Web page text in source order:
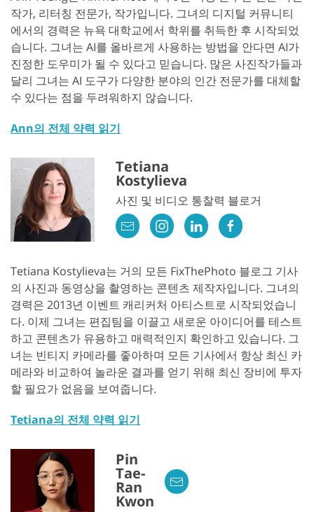
작가, 리터칭 전문가, 작가입니다. 그녀의 디지털 커뮤니티
에서의 경력은 뉴욕 대학교에서 학위를 취득한 후 시작되었
습니다. 그녀는 AI를 올바르게 사용하는 방법을 안다면 AI가
진정한 도우미가 될 수 있다고 믿습니다. 많은 사진작가들과
달리 그녀는 AI 도구가 다양한 분야의 인간 전문가를 대체할
수 있다는 점을 두려워하지 않습니다.
Ann의 전체 약력 읽기
Tetiana
Kostylieva
사진 및 비디오 통찰력 블로거
Tetiana Kostylieva는 거의 모든 FixThePhoto 블로그 기사
의 사진과 동영상을 촬영하는 콘텐츠 제작자입니다. 그녀의
경력은 2013년 이벤트 캐리커처 아티스트로 시작되었습니
다. 이제 그녀는 편집팀을 이끌고 새로운 아이디어를 테스트
하고 콘텐츠가 유용하고 매력적인지 확인하고 있습니다. 그
녀는 빈티지 카메라를 좋아하며 모든 기사에서 항상 최신 카
메라와 비교하여 놀라운 결과를 얻기 위해 최신 장비에 투자
할 필요가 없음을 보여줍니다.
Tetiana의 전체 약력 읽기
Pin
Tae-
Ran
Kwon